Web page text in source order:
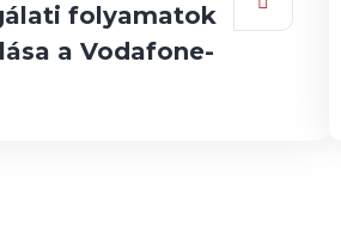
folyamatok
a Vodafone-